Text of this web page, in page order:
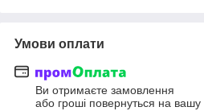
Умови оплати
Ви отримаєте замовлення
або гроші повернуться на вашу